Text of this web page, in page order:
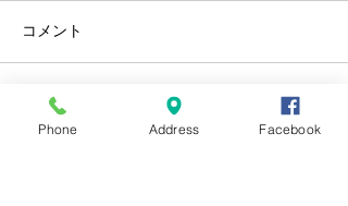
コメント
コメントを追加…
Phone Address Facebook